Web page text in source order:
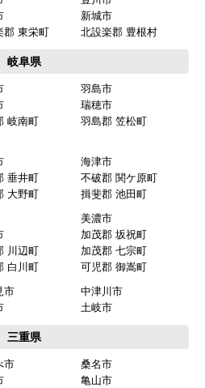
新城市
郡 東栄町 北設楽郡 豊根村
岐阜県
羽島市
瑞穂市
岐南町
羽島郡 笠松町
海津市
垂井町
不破郡 関ケ原町
大野町
揖斐郡 池田町
美濃市
加茂郡 坂祝町
川辺町
加茂郡 七宗町
白川町
可児郡 御嵩町
市
中津川市
土岐市
三重県
市
桑名市
亀山市